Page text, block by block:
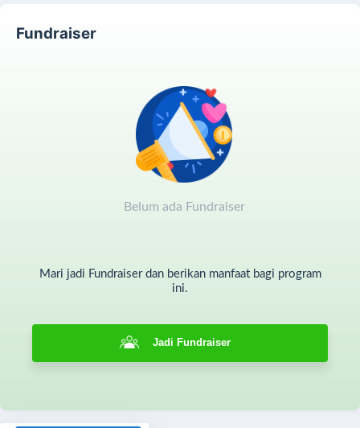
Fundraiser
Belum ada Fundraiser
Mari jadi Fundraiser dan berikan manfaat bagi program
ini.
Jadi Fundraiser